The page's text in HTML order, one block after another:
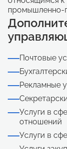
промышленно-
Почтовые
Рекламные
Услуги в
отношений
Услуги в